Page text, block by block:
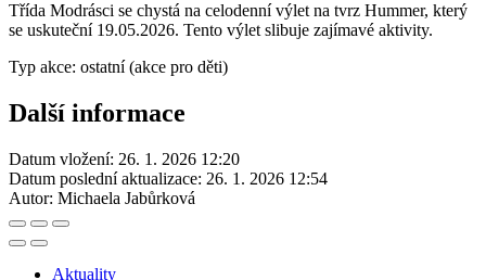
Třída Modrásci se chystá na celodenní výlet na tvrz Hummer, který
se uskuteční 19.05.2026. Tento výlet slibuje zajímavé aktivity.
Typ akce: ostatní (akce pro děti)
Další informace
Datum vložení: 26. 1. 2026 12:20
Datum poslední aktualizace: 26. 1. 2026 12:54
Autor: Michaela Jabůrková
Aktuality